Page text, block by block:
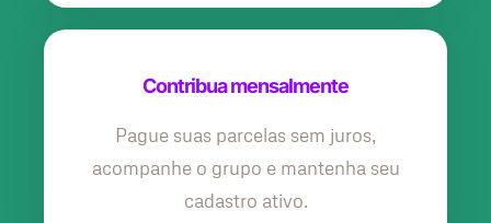
Contribua mensalmente
Pague suas parcelas sem juros,
acompanhe o grupo e mantenha seu
cadastro ativo.